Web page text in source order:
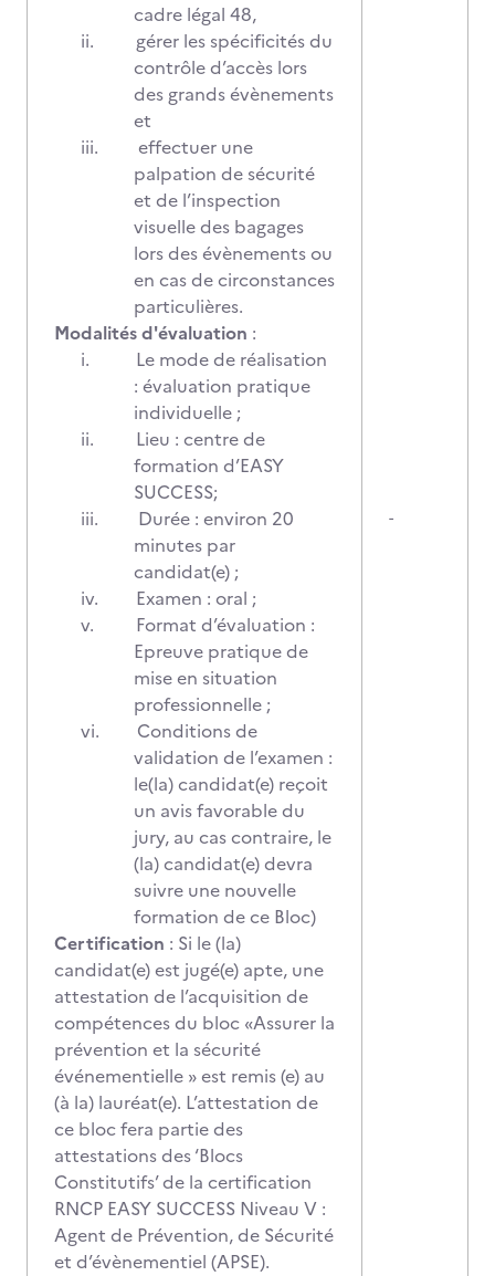
cadre légal 48,
ii.
gérer les spécificités du
contrôle d’accès lors
des grands évènements
et
iii.
effectuer une
palpation de sécurité
et de l’inspection
visuelle des bagages
lors des évènements ou
en cas de circonstances
particulières.
Modalités d'évaluation :
i.
Le mode de réalisation
: évaluation pratique
individuelle ;
ii.
Lieu : centre de
formation d’EASY
SUCCESS;
iii.
Durée : environ 20
minutes par
candidat(e) ;
iv.
Examen : oral ;
v.
Format d’évaluation :
Epreuve pratique de
mise en situation
professionnelle ;
vi.
Conditions de
validation de l’examen :
le(la) candidat(e) reçoit
un avis favorable du
jury, au cas contraire, le
(la) candidat(e) devra
suivre une nouvelle
formation de ce Bloc)
Certification : Si le (la)
candidat(e) est jugé(e) apte, une
attestation de l’acquisition de
compétences du bloc «Assurer la
prévention et la sécurité
événementielle » est remis (e) au
(à la) lauréat(e). L’attestation de
ce bloc fera partie des
attestations des ‘Blocs
Constitutifs’ de la certification
RNCP EASY SUCCESS Niveau V :
Agent de Prévention, de Sécurité
et d’évènementiel (APSE).
-